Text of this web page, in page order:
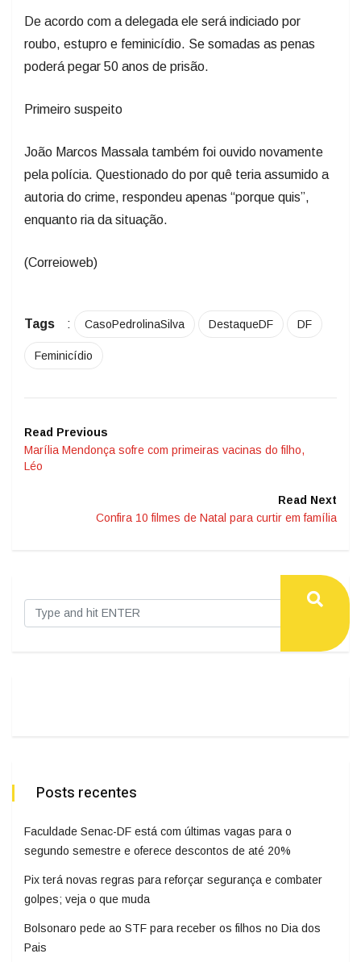
De acordo com a delegada ele será indiciado por
roubo, estupro e feminicídio. Se somadas as penas
poderá pegar 50 anos de prisão.
Primeiro suspeito
João Marcos Massala também foi ouvido novamente
pela polícia. Questionado do por quê teria assumido a
autoria do crime, respondeu apenas “porque quis”,
enquanto ria da situação.
(Correioweb)
Tags : CasoPedrolinaSilva DestaqueDF DF
Feminicídio
Read Previous
Marília Mendonça sofre com primeiras vacinas do filho,
Léo
Read Next
Confira 10 filmes de Natal para curtir em família
Posts recentes
Faculdade Senac-DF está com últimas vagas para o
segundo semestre e oferece descontos de até 20%
Pix terá novas regras para reforçar segurança e combater
golpes; veja o que muda
Bolsonaro pede ao STF para receber os filhos no Dia dos
Pais